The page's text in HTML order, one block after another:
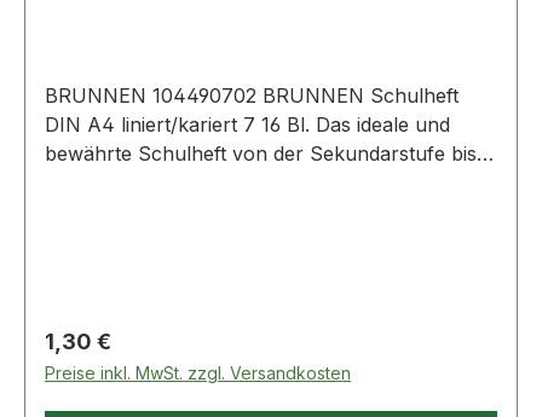
BRUNNEN 104490702 BRUNNEN Schulheft
DIN A4 liniert/kariert 7 16 Bl. Das ideale und
bewährte Schulheft von der Sekundarstufe bis
Regulärer Preis:
1,30 €
Preise inkl. MwSt. zzgl. Versandkosten